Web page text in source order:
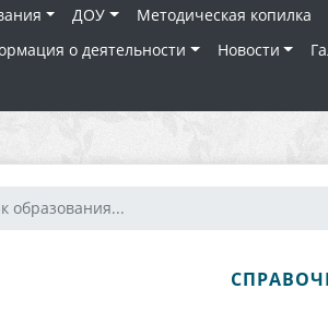
ДОУ Методическая копилка
о деятельности Новости
образования...